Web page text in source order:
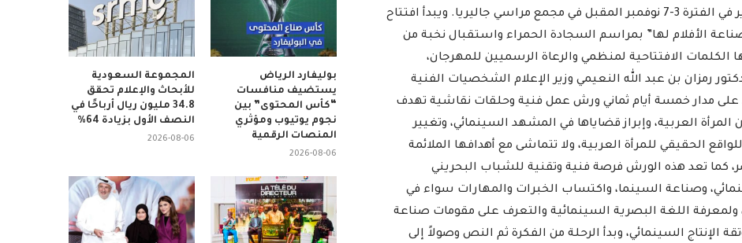
للمهرجان وهيئة أفلام السعودية شريك التطوير في الفترة 3-7 نوفمبر المقبل في مجمع مراسي جاليريا. ويبدأ افتتاح
الأفلام لها” بمراسم السجادة الحمراء واستقبال نخبة من
الكلمات الافتتاحية لمنظمي والرعاة الرسميين للمهرجان،
رمزان بن عبد الله النعيمي وزير الإعلام الشخصيات الفنية
على مدار خمسة أيام ثماني ورش عمل فنية وحلقات نقاشية تهدف
العربية، وإبراز قضاياها في المشهد السينمائي، وتغيير
الحقيقي للمرأة العربية، ولا تتماشى مع أهدافها الملائمة
كما تعد هذه الورش فرصة فنية وتقنية للشباب البحريني
وصناعة السينما، واكتساب الخبرات والمهارات سواء في
ولمعرفة اللغة البصرية السينمائية والتعرف على مقومات صناعة
الإنتاج السينمائي، وبدأ الرحلة من الفكرة ثم النص وصولاً إلى
المجموعة السعودية
للأبحاث والإعلام تحقق
34.8 مليون ريال أرباحًا في
النصف الأول بزيادة 64%
2026-08-06
بوليفارد الرياض
يستضيف منافسات
“كأس المحتوى” بين
نجوم يوتيوب ومؤثري
المنصات الرقمية
2026-08-06